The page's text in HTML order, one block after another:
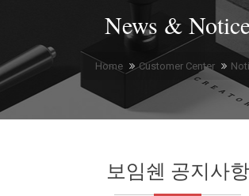
News &
Home Customer Center
보임쉔 공지사항